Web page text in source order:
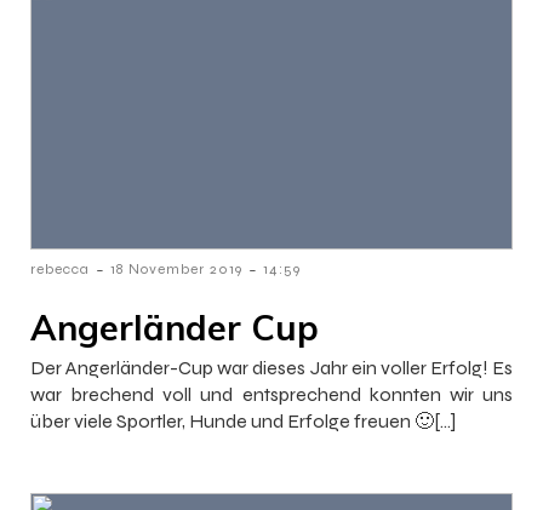
rebecca - 18 November 2019 - 14:59
Angerländer Cup
Der Angerländer-Cup war dieses Jahr ein voller Erfolg! Es
war brechend voll und entsprechend konnten wir uns
über viele Sportler, Hunde und Erfolge freuen 🙂[…]